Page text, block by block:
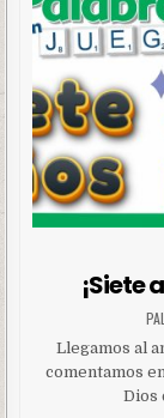
¡Siete
Llegamos al
comentamos
Dios